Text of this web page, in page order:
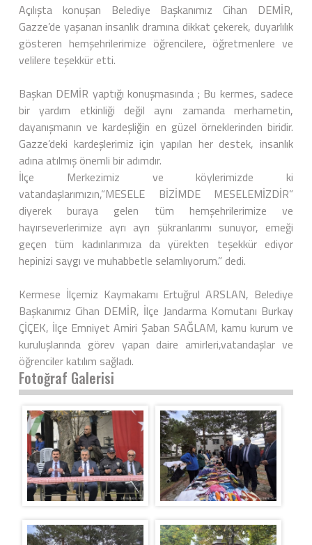
Açılışta konuşan Belediye Başkanımız Cihan DEMİR,
Gazze’de yaşanan insanlık dramına dikkat çekerek, duyarlılık
gösteren hemşehrilerimize öğrencilere, öğretmenlere ve
velilere teşekkür etti.
Başkan DEMİR yaptığı konuşmasında ; Bu kermes, sadece
bir yardım etkinliği değil aynı zamanda merhametin,
dayanışmanın ve kardeşliğin en güzel örneklerinden biridir.
Gazze’deki kardeşlerimiz için yapılan her destek, insanlık
adına atılmış önemli bir adımdır.
İlçe Merkezimiz ve köylerimizde ki
vatandaşlarımızın,“MESELE BİZİMDE MESELEMİZDİR”
diyerek buraya gelen tüm hemşehrilerimize ve
hayırseverlerimize ayrı ayrı şükranlarımı sunuyor, emeği
geçen tüm kadınlarımıza da yürekten teşekkür ediyor
hepinizi saygı ve muhabbetle selamlıyorum.” dedi.
Kermese İlçemiz Kaymakamı Ertuğrul ARSLAN, Belediye
Başkanımız Cihan DEMİR, İlçe Jandarma Komutanı Burkay
ÇİÇEK, İlçe Emniyet Amiri Şaban SAĞLAM, kamu kurum ve
kuruluşlarında görev yapan daire amirleri,vatandaşlar ve
öğrenciler katılım sağladı.
Fotoğraf Galerisi